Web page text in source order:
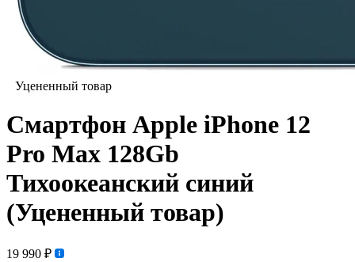
Уцененный товар
Смартфон Apple iPhone 12
Pro Max 128Gb
Тихоокеанский синий
(Уцененный товар)
19 990 ₽